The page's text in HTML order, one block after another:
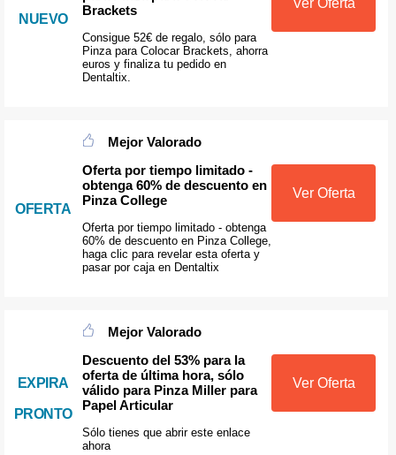
NUEVO
Brackets
Consigue 52€ de regalo, sólo para
Pinza para Colocar Brackets, ahorra
euros y finaliza tu pedido en
Dentaltix.
OFERTA
Mejor Valorado
Oferta por tiempo limitado -
obtenga 60% de descuento en
Pinza College
Oferta por tiempo limitado - obtenga
60% de descuento en Pinza College,
haga clic para revelar esta oferta y
pasar por caja en Dentaltix
Ver Oferta
EXPIRA
PRONTO
Mejor Valorado
Descuento del 53% para la
oferta de última hora, sólo
válido para Pinza Miller para
Papel Articular
Sólo tienes que abrir este enlace
ahora
Ver Oferta